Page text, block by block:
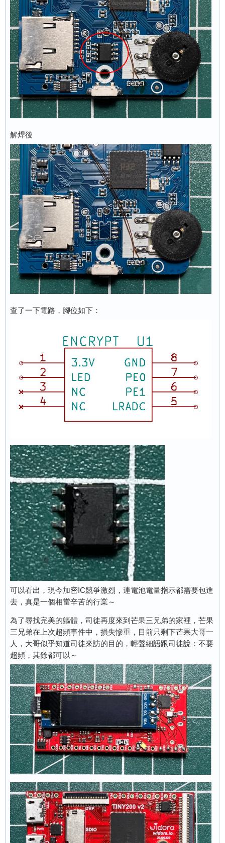
解焊後
查了一下電路，腳位如下：
可以看出，現今加密IC競爭激烈，連電池電量指示都需要包進
去，真是一個相當辛苦的行業～
為了尋找完美的軀體，司徒再度來到芒果三兄弟的家裡，芒果
三兄弟在上次超頻事件中，損失慘重，目前只剩下芒果大哥一
人，大哥似乎知道司徒來訪的目的，輕聲細語跟司徒說：不要
超頻，其餘都可以～